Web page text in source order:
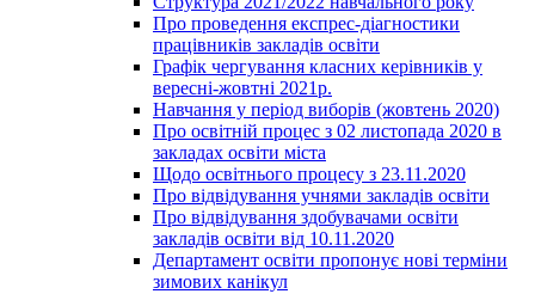
Про проведення експрес-діагностики
працівників закладів освіти
Графік чергування класних керівників у
вересні-жовтні 2021р.
Навчання у період виборів (жовтень 2020)
Про освітній процес з 02 листопада 2020 в
закладах освіти міста
Щодо освітнього процесу з 23.11.2020
Про відвідування учнями закладів освіти
Про відвідування здобувачами освіти
закладів освіти від 10.11.2020
Департамент освіти пропонує нові терміни
зимових канікул